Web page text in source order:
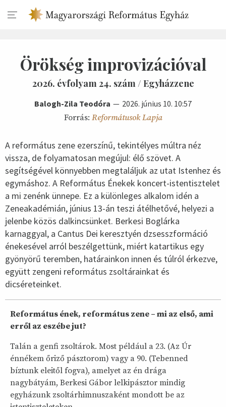
Örökség improvizációval
2026. évfolyam 24. szám / Egyházzene
Balogh-Zila Teodóra
2026. június 10. 10:57
Forrás: Reformátusok Lapja
A református zene ezerszínű, tekintélyes múltra néz
vissza, de folyamatosan megújul: élő szövet. A
segítségével könnyebben megtaláljuk az utat Istenhez és
egymáshoz. A Református Énekek koncert-istentisztelet
a mi zenénk ünnepe. Ez a különleges alkalom idén a
Zeneakadémián, június 13-án teszi átélhetővé, helyezi a
jelenbe közös dalkincsünket. Berkesi Boglárka
karnaggyal, a Cantus Dei keresztyén dzsesszformáció
énekesével arról beszélgettünk, miért katartikus egy
gyönyörű teremben, határainkon innen és túlról érkezve,
együtt zengeni református zsoltárainkat és
dicséreteinket.
Református ének, református zene – mi az első, ami
erről az eszébe jut?
Talán a genfi zsoltárok. Most például a 23. (Az Úr
énnékem őriző pásztorom) vagy a 90. (Tebenned
bíztunk eleitől fogva), amelyet az én drága
nagybátyám, Berkesi Gábor lelkipásztor mindig
egyházunk zsoltárhimnuszaként mondott be az